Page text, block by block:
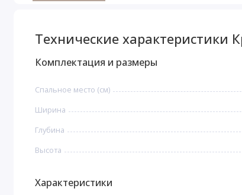
Технические характеристики
Комплектация и размеры
Спальное место (см)
Ширина
Глубина
Высота
Характеристики